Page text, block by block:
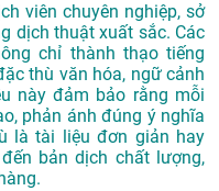
viên chuyên nghiệp, sở
dịch thuật xuất sắc. Các
chỉ thành thạo tiếng
thù văn hóa, ngữ cảnh
này đảm bảo rằng mỗi
phản ánh đúng ý nghĩa
là tài liệu đơn giản hay
bản dịch chất lượng,